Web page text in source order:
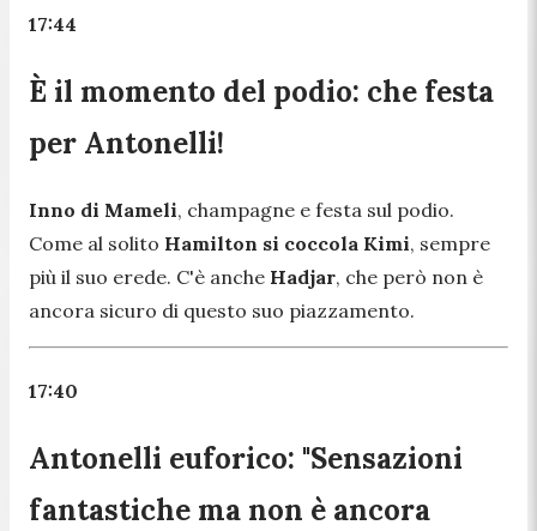
17:44
È il momento del podio: che festa
per Antonelli!
Inno di Mameli, champagne e festa sul podio.
Come al solito Hamilton si coccola Kimi, sempre
più il suo erede. C'è anche Hadjar, che però non è
ancora sicuro di questo suo piazzamento.
17:40
Antonelli euforico: "Sensazioni
fantastiche ma non è ancora